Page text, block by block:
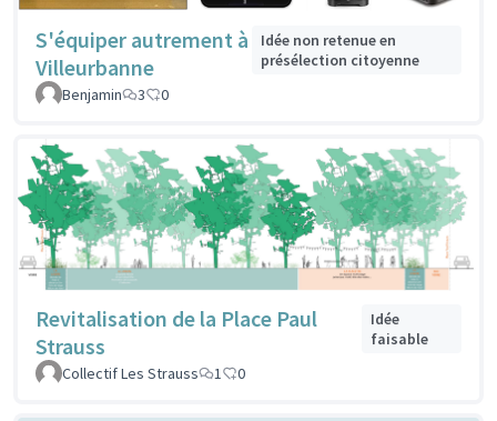
S'équiper autrement à
Villeurbanne
Idée non retenue en
présélection citoyenne
Benjamin
3 0
Revitalisation de la Place Paul
Strauss
Idée
faisable
Collectif Les Strauss
1 0